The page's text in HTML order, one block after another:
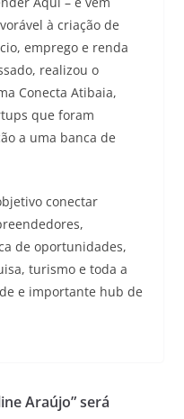
à criação de
emprego e renda
realizou o
Conecta Atibaia,
que foram
a uma banca de
conectar
de oportunidades,
turismo e toda a
e importante hub de
Araújo” será